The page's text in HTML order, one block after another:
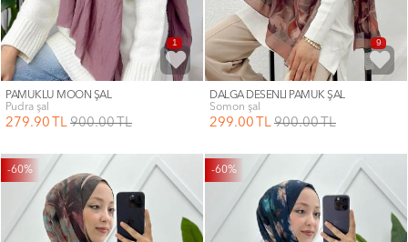
1
PAMUKLU MOON ŞAL
pudra şal
279.90 TL 900.00TL
9
DALGA DESENLİ PAMUK ŞAL
somon şal
299.00 TL 900.00TL
-60% -60%